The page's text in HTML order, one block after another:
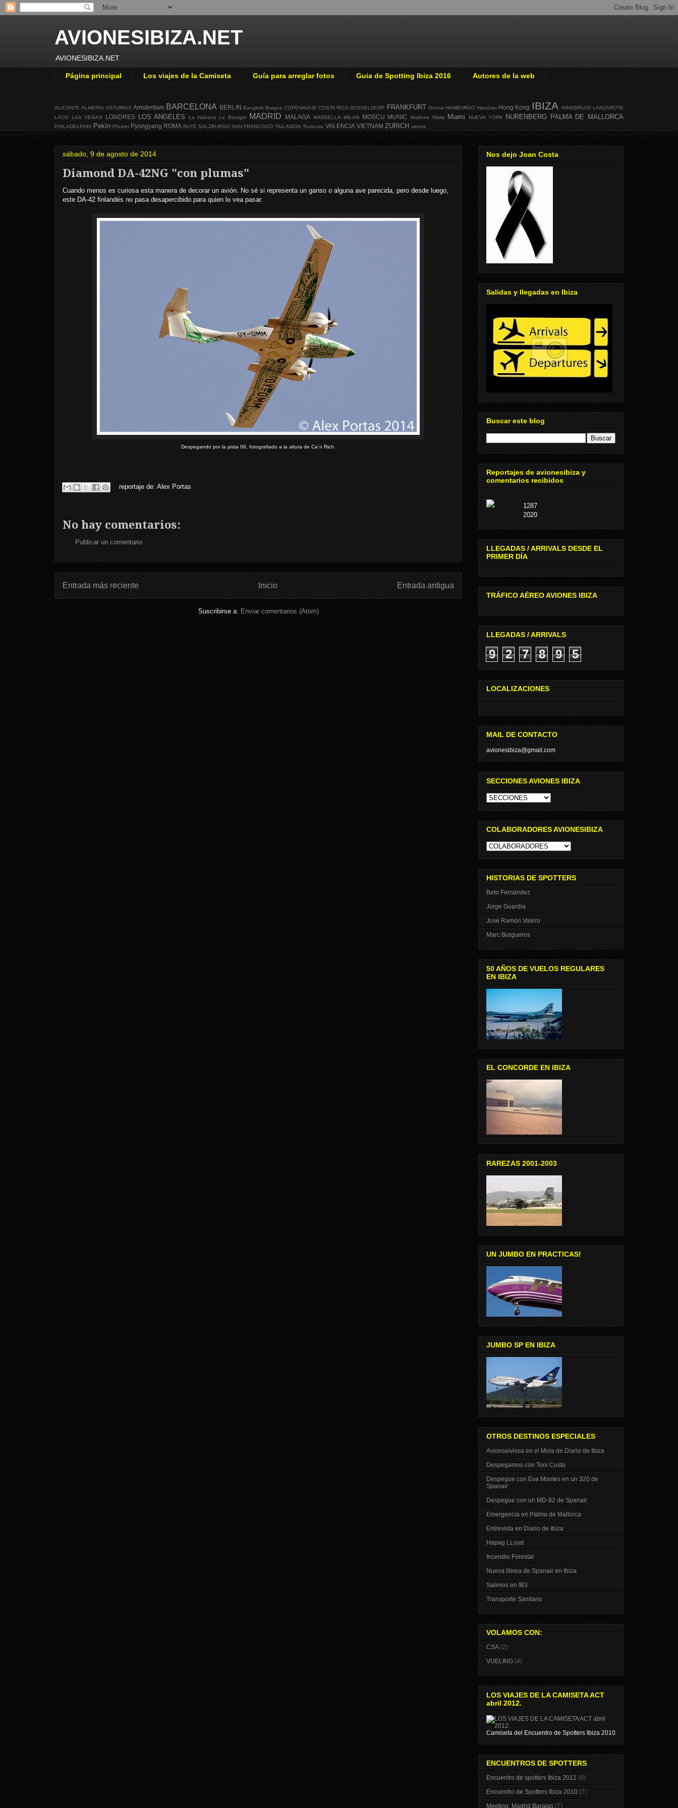
AVIONESIBIZA.NET
AVIONESIBIZA.NET
Página principal Los viajes de la Camiseta Guía para arreglar fotos Guia de Spotting Ibiza 2016 Autores de la web
ALICANTE ALMERIA ASTURIAS Amsterdam BARCELONA BERLIN Bangkok Burgos COPENAGUE COSTA RICA DÜSSELDORF FRANKFURT Girona HAMBURGO Hanóver Hong Kong IBIZA INNSBRUCK LANZAROTE
LAOS
LAS VEGAS LONDRES LOS ANGELES La Habana Le Bourget MADRID MALAGA MARSELLA MILAN MOSCU MUNIC Madeira Malta Miami NUEVA YORK NURENBERG PALMA DE MALLORCA
PHILADELPHIA Pekín Phuket Pyongyang ROMA RUTE SALZBURGO SAN FRANCISCO TAILANDIA Toulouse VALENCIA VIETNAM ZURICH weeze
sábado, 9 de agosto de 2014
Diamond DA-42NG "con plumas"
Cuando menos es curiosa esta manera de decorar un avión. No sé si representa un ganso o alguna ave parecida, pero desde luego,
este DA-42 finlandés no pasa desapercibido para quien lo vea pasar.
Despegando por la pista 06, fotografiado a la altura de Ca´n Rich.
reportaje de: Alex Portas
No hay comentarios:
Publicar un comentario
Entrada más reciente Entrada antigua
Inicio
Suscribirse a:Enviar comentarios (Atom)
Nos dejo Joan Costa
Salidas y llegadas en Ibiza
Buscar este blog
Reportajes de avionesibiza y
comentarios recibidos
1287
2020
LLEGADAS / ARRIVALS DESDE EL
PRIMER DÍA
TRÁFICO AÉREO AVIONES IBIZA
LLEGADAS / ARRIVALS
9 2 7 8 9 5
LOCALIZACIONES
MAIL DE CONTACTO
avionesibiza@gmail.com
SECCIONES AVIONES IBIZA
COLABORADORES AVIONESIBIZA
HISTORIAS DE SPOTTERS
Beto Fernández
Jorge Guardia
José Ramón Valero
Marc Burgueros
50 AÑOS DE VUELOS REGULARES
EN IBIZA
EL CONCORDE EN IBIZA
RAREZAS 2001-2003
UN JUMBO EN PRACTICAS!
JUMBO SP EN IBIZA
OTROS DESTINOS ESPECIALES
Avionseivissa en el Mola de Diario de Ibiza
Despegamos con Toni Costa
Despegue con Eva Montes en un 320 de
Spanair
Despegue con un MD-82 de Spanair
Emergencia en Palma de Mallorca
Entrevista en Diario de Ibiza
Hapag LLoyd
Incendio Forestal
Nueva librea de Spanair en Ibiza
Salimos en IB3
Transporte Sanitario
VOLAMOS CON:
CSA (2)
VUELING (4)
LOS VIAJES DE LA CAMISETA ACT
abril 2012.
Camiseta del Encuentro de Spotters Ibiza 2010
ENCUENTROS DE SPOTTERS
Encuentro de spotters Ibiza 2012 (9)
Encuentro de Spotters Ibiza 2010 (7)
Meeting: Madrid Barajas (7)